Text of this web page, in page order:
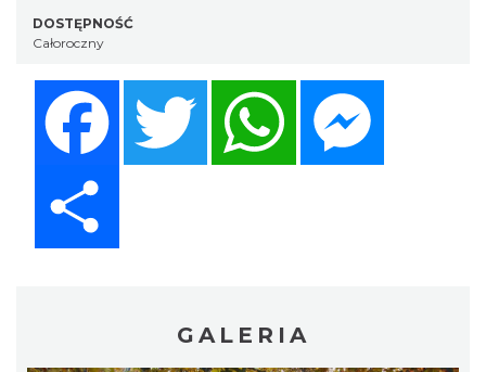
DOSTĘPNOŚĆ
Całoroczny
Twitter WhatsApp
GALERIA